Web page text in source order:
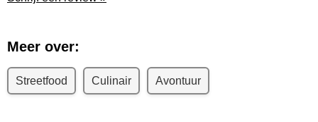
Meer over:
Streetfood Culinair Avontuur